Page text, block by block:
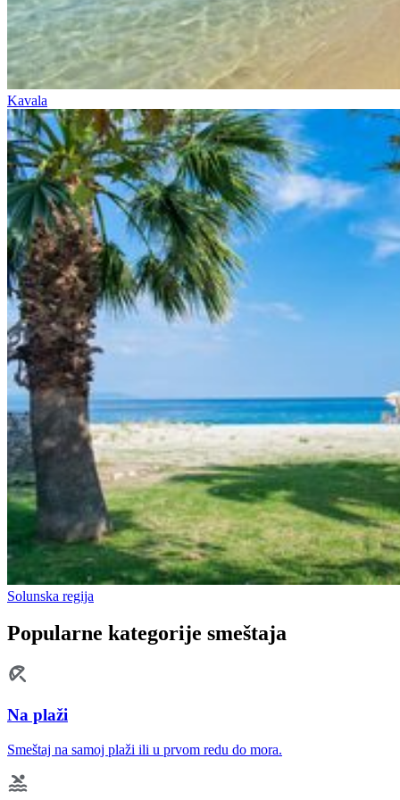
Kavala
Solunska regija
Popularne kategorije smeštaja
Na plaži
Smeštaj na samoj plaži ili u prvom redu do mora.